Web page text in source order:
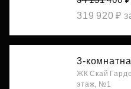
319 920 ₽
3-
ЖК Скай
этаж, №1